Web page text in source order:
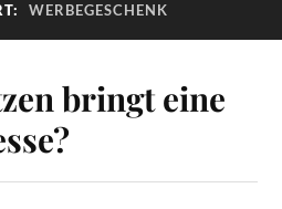
WERBEGESCHENK
bringt eine